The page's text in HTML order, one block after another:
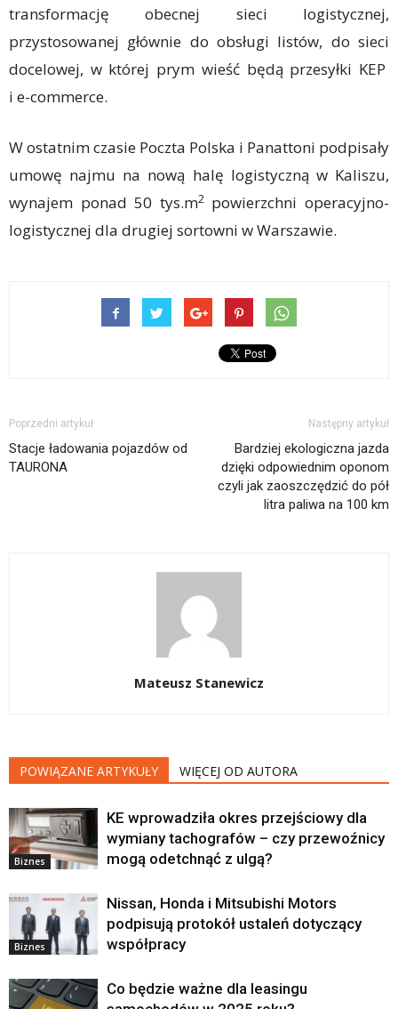
transformację obecnej sieci logistycznej,
przystosowanej głównie do obsługi listów, do sieci
docelowej, w której prym wieść będą przesyłki KEP
i e-commerce.
W ostatnim czasie Poczta Polska i Panattoni podpisały
umowę najmu na nową halę logistyczną w Kaliszu,
wynajem ponad 50 tys.m2powierzchni operacyjno-
logistycznej dla drugiej sortowni w Warszawie.
Poprzedni artykuł
Stacje ładowania pojazdów od
TAURONA
Następny artykuł
Bardziej ekologiczna jazda
dzięki odpowiednim oponom
czyli jak zaoszczędzić do pół
litra paliwa na 100 km
Mateusz Stanewicz
POWIĄZANE ARTYKUŁY WIĘCEJ OD AUTORA
Biznes
KE wprowadziła okres przejściowy dla
wymiany tachografów – czy przewoźnicy
mogą odetchnąć z ulgą?
Biznes
Nissan, Honda i Mitsubishi Motors
podpisują protokół ustaleń dotyczący
współpracy
Co będzie ważne dla leasingu